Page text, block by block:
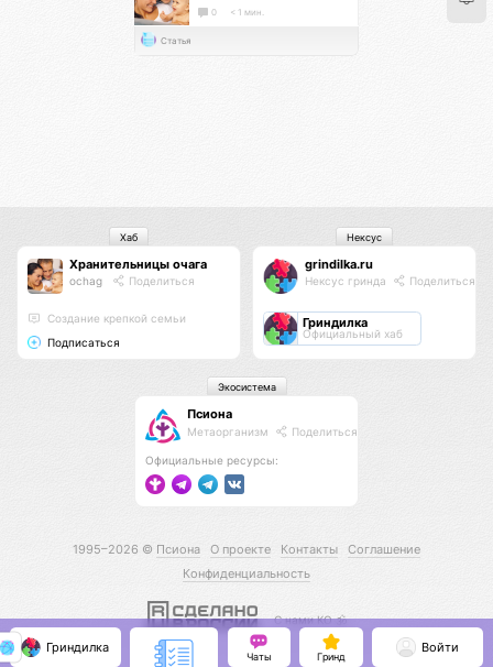
0 < 1 мин.
Статья
Хранительницы очага
ochag Поделиться
Создание крепкой семьи
Подписаться
Хаб
grindilka.ru
Нексус гринда Поделиться
Гриндилка
Официальный хаб
Нексус
Псиона
Метаорганизм Поделиться
Официальные ресурсы:
Экосистема
1995–2026 © Псиона О проекте Контакты
Соглашение
Конфиденциальность
С нами КО 🕉️
Гриндилка
Чаты Гринд
Войти